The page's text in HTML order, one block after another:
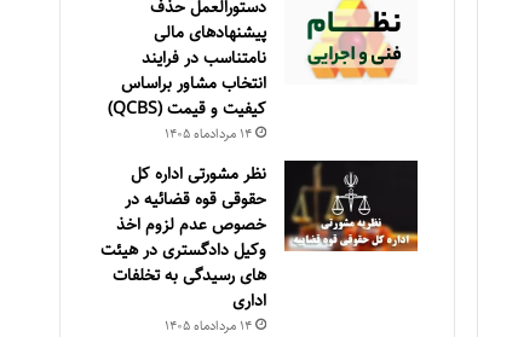
دستورالعمل حذف
پيشنهادهای مالی
نامتناسب در فرايند
انتخاب مشاور براساس
كيفيت و قيمت (QCBS)
۱۴ مرداد‌ماه ۱۴۰۵
نظر مشورتی اداره کل
حقوقی قوه قضائیه در
خصوص عدم لزوم اخذ
وکیل دادگستری در هیئت
های رسیدگی به تخلفات
اداری
۱۴ مرداد‌ماه ۱۴۰۵